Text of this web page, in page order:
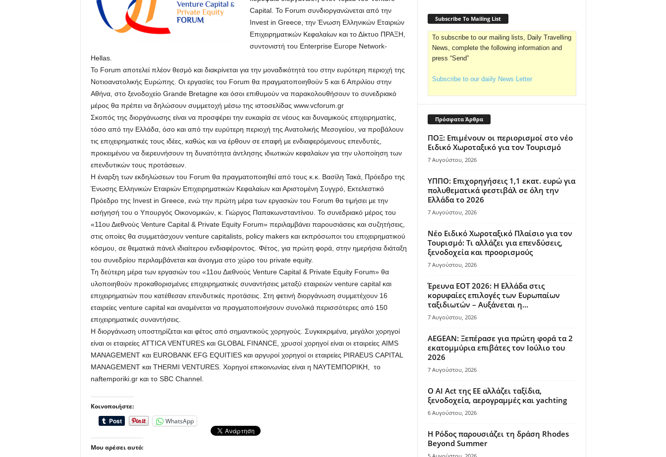
Capital. Το Forum συνδιοργανώνεται από την
Invest in Greece, την Ένωση Ελληνικών Εταιριών
Επιχειρηματικών Κεφαλαίων και το Δίκτυο ΠΡΑΞΗ,
συντονιστή του Enterprise Europe Network-
Hellas.
Το Forum αποτελεί πλέον θεσμό και διακρίνεται για την μοναδικότητά του στην ευρύτερη περιοχή της
Νοτιοανατολικής Ευρώπης. Οι εργασίες του Forum θα πραγματοποιηθούν 5 και 6 Απριλίου στην
Αθήνα, στο ξενοδοχείο Grande Bretagne και όσοι επιθυμούν να παρακολουθήσουν το συνεδριακό
μέρος θα πρέπει να δηλώσουν συμμετοχή μέσω της ιστοσελίδας www.vcforum.gr
Σκοπός της διοργάνωσης είναι να προσφέρει την ευκαιρία σε νέους και δυναμικούς επιχειρηματίες,
τόσο από την Ελλάδα, όσο και από την ευρύτερη περιοχή της Ανατολικής Μεσογείου, να προβάλουν
τις επιχειρηματικές τους ιδέες, καθώς και να έρθουν σε επαφή με ενδιαφερόμενους επενδυτές,
προκειμένου να διερευνήσουν τη δυνατότητα άντλησης ιδιωτικών κεφαλαίων για την υλοποίηση των
επενδυτικών τους προτάσεων.
Η έναρξη των εκδηλώσεων του Forum θα πραγματοποιηθεί από τους κ.κ. Βασίλη Τακά, Πρόεδρο της
Ένωσης Ελληνικών Εταιριών Επιχειρηματικών Κεφαλαίων και Αριστομένη Συγγρό, Εκτελεστικό
Πρόεδρο της Invest in Greece, ενώ την πρώτη μέρα των εργασιών του Forum θα τιμήσει με την
εισήγησή του ο Υπουργός Οικονομικών, κ. Γιώργος Παπακωνσταντίνου. Το συνεδριακό μέρος του
«11ου Διεθνούς Venture Capital & Private Equity Forum» περιλαμβάνει παρουσιάσεις και συζητήσεις,
στις οποίες θα συμμετάσχουν venture capitalists, policy makers και εκπρόσωποι του επιχειρηματικού
κόσμου, σε θεματικά πάνελ ιδιαίτερου ενδιαφέροντος. Φέτος, για πρώτη φορά, στην ημερήσια διάταξη
του συνεδρίου περιλαμβάνεται και άνοιγμα στο χώρο του private equity.
Τη δεύτερη μέρα των εργασιών του «11ου Διεθνούς Venture Capital & Private Equity Forum» θα
υλοποιηθούν προκαθορισμένες επιχειρηματικές συναντήσεις μεταξύ εταιρειών venture capital και
επιχειρηματιών που κατέθεσαν επενδυτικές προτάσεις. Στη φετινή διοργάνωση συμμετέχουν 16
εταιρείες venture capital και αναμένεται να πραγματοποιήσουν συνολικά περισσότερες από 150
επιχειρηματικές συναντήσεις.
Η διοργάνωση υποστηρίζεται και φέτος από σημαντικούς χορηγούς. Συγκεκριμένα, μεγάλοι χορηγοί
είναι οι εταιρείες ATTICA VENTURES και GLOBAL FINANCE, χρυσοί χορηγοί είναι οι εταιρείες AIMS
MANAGEMENT και EUROBANK EFG EQUITIES και αργυροί χορηγοί οι εταιρείες PIRAEUS CAPITAL
MANAGEMENT και THERMI VENTURES. Χορηγοί επικοινωνίας είναι η ΝΑΥΤΕΜΠΟΡΙΚΗ, το
naftemporiki.gr και το SBC Channel.
Κοινοποιήστε:
WhatsApp
Μου αρέσει αυτό:
Subscribe To Mailing List
To subscribe to our mailing lists, Daily Travelling
News, complete the following information and
press “Send”
Subscribe to our daiily News Letter
Πρόσφατα Άρθρα
ΠΟΞ: Επιμένουν οι περιορισμοί στο νέο
Ειδικό Χωροταξικό για τον Τουρισμό
7 Αυγούστου, 2026
ΥΠΠΟ: Επιχορηγήσεις 1,1 εκατ. ευρώ για
πολυθεματικά φεστιβάλ σε όλη την
Ελλάδα το 2026
7 Αυγούστου, 2026
Νέο Ειδικό Χωροταξικό Πλαίσιο για τον
Τουρισμό: Τι αλλάζει για επενδύσεις,
ξενοδοχεία και προορισμούς
7 Αυγούστου, 2026
Έρευνα ΕΟΤ 2026: Η Ελλάδα στις
κορυφαίες επιλογές των Ευρωπαίων
ταξιδιωτών – Αυξάνεται η...
7 Αυγούστου, 2026
AEGEAN: Ξεπέρασε για πρώτη φορά τα 2
εκατομμύρια επιβάτες τον Ιούλιο του
2026
7 Αυγούστου, 2026
Ο AI Act της ΕΕ αλλάζει ταξίδια,
ξενοδοχεία, αερογραμμές και yachting
6 Αυγούστου, 2026
Η Ρόδος παρουσιάζει τη δράση Rhodes
Beyond Summer